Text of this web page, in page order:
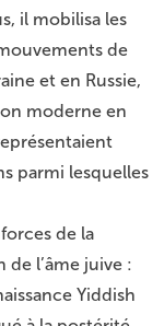
il mobilisa les
de
et en Russie,
moderne en
parmi lesquelles
de la
de l’âme juive :
Yiddish